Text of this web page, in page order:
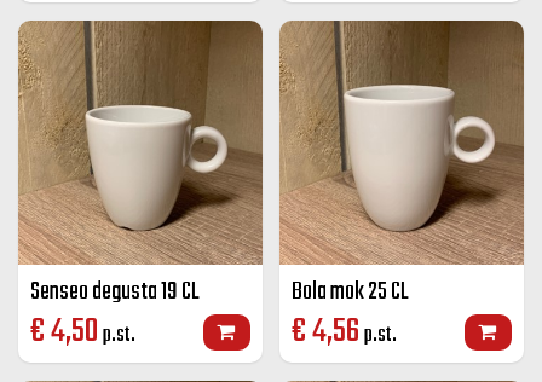
Senseo degusta 19 CL
€4,50p.st.
Bola mok 25 CL
€4,56p.st.